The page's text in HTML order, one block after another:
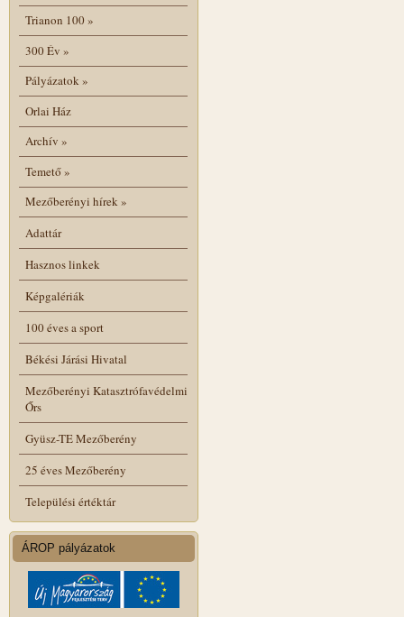
Trianon 100»
300 Év »
Pályázatok»
Orlai Ház
Archív »
Temető»
Mezőberényi hírek»
Adattár
Hasznos linkek
Képgalériák
100 éves a sport
Békési Járási Hivatal
Mezőberényi Katasztrófavédelmi
Őrs
Gyüsz-TE Mezőberény
25 éves Mezőberény
Települési értéktár
ÁROP pályázatok